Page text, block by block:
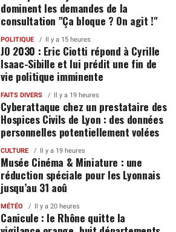
dominent les demandes de la
consultation "Ça bloque ? On agit !"
POLITIQUE Il y a 15 heures
JO 2030 : Eric Ciotti répond à Cyrille
Isaac-Sibille et lui prédit une fin de
vie politique imminente
FAITS DIVERS Il y a 19 heures
Cyberattaque chez un prestataire des
Hospices Civils de Lyon : des données
personnelles potentiellement volées
CULTURE Il y a 19 heures
Musée Cinéma & Miniature : une
réduction spéciale pour les Lyonnais
jusqu’au 31 aoû
MÉTÉO Il y a 20 heures
Canicule : le Rhône quitte la